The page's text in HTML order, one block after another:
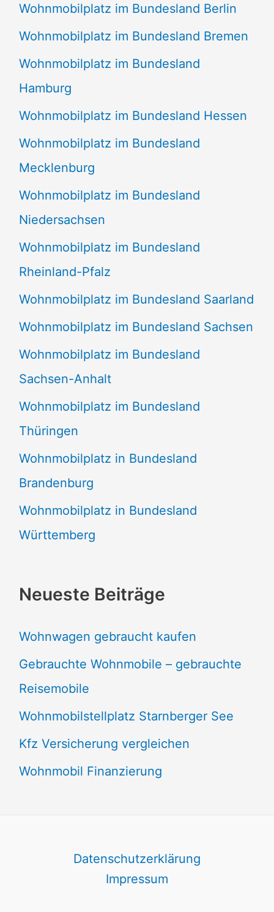
Wohnmobilplatz im Bundesland Berlin
Wohnmobilplatz im Bundesland Bremen
Wohnmobilplatz im Bundesland
Hamburg
Wohnmobilplatz im Bundesland Hessen
Wohnmobilplatz im Bundesland
Mecklenburg
Wohnmobilplatz im Bundesland
Niedersachsen
Wohnmobilplatz im Bundesland
Rheinland-Pfalz
Wohnmobilplatz im Bundesland Saarland
Wohnmobilplatz im Bundesland Sachsen
Wohnmobilplatz im Bundesland
Sachsen-Anhalt
Wohnmobilplatz im Bundesland
Thüringen
Wohnmobilplatz in Bundesland
Brandenburg
Wohnmobilplatz in Bundesland
Württemberg
Neueste Beiträge
Wohnwagen gebraucht kaufen
Gebrauchte Wohnmobile – gebrauchte
Reisemobile
Wohnmobilstellplatz Starnberger See
Kfz Versicherung vergleichen
Wohnmobil Finanzierung
Datenschutzerklärung
Impressum